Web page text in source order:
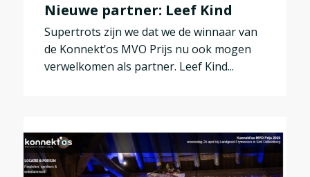
Nieuwe partner: Leef Kind
Supertrots zijn we dat we de winnaar van
de Konnekt’os MVO Prijs nu ook mogen
verwelkomen als partner. Leef Kind...